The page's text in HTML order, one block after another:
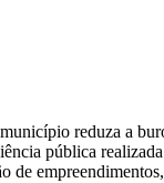
reduza a
pública
de